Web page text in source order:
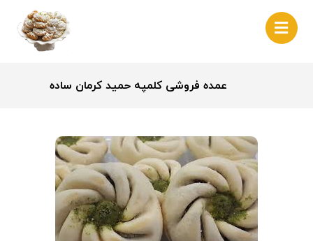
عمده فروشی کلمپه حمید کرمان ساده